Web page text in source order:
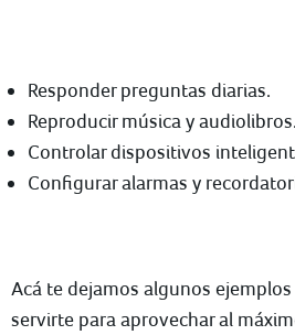
Responder preguntas diarias.
Reproducir música y audiolibros.
Controlar dispositivos
Configurar alarmas y
Acá te dejamos algunos
servirte para aprovechar al